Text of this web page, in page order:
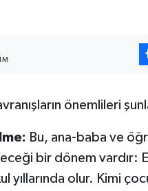
önemlileri
Bu, ana-baba ve
bir dönem vardır:
yıllarında olur. Kimi